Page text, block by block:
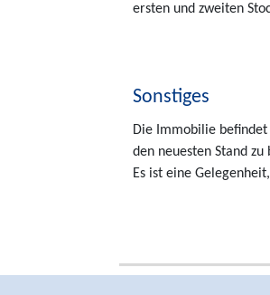
ersten und zweiten
Sonstiges
Die Immobilie
den neuesten Stand
Es ist eine